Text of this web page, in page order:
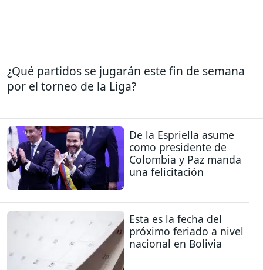
¿Qué partidos se jugarán este fin de semana
por el torneo de la Liga?
De la Espriella asume
como presidente de
Colombia y Paz manda
una felicitación
Esta es la fecha del
próximo feriado a nivel
nacional en Bolivia